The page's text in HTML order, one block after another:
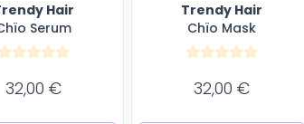
Hair
Serum
32,00 €
Trendy Hair
Chïo Mask
32,00 €